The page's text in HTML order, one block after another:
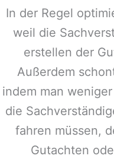
In der Regel
weil die
erstellen der
Außerdem
indem man
die
fahren müssen,
Gutachten